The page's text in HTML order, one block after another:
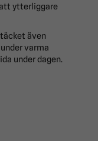
ytterliggare
även
varma
under dagen.